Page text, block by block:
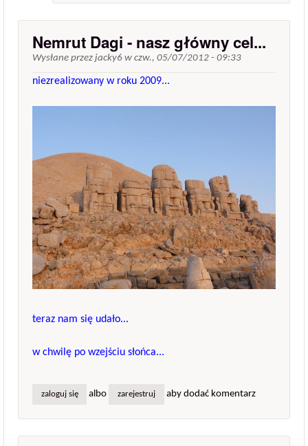
Nemrut Dagi - nasz główny cel...
Wysłane przez jacky6 w czw., 05/07/2012 - 09:33
niezrealizowany w roku 2009...
teraz nam się udało...
w chwilę po wzejściu słońca...
zaloguj się albo zarejestruj aby dodać komentarz